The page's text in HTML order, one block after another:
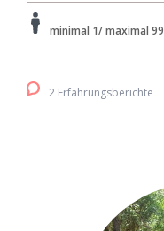
minimal 1/ maximal 99
2 Erfahrungsberichte